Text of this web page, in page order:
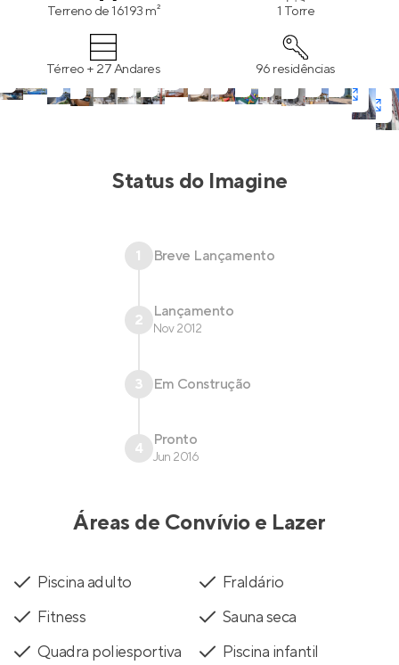
Terreno de 16193 m² 1 Torre
Térreo + 27 Andares 96 residências
Status do Imagine
1 Breve Lançamento
2 Lançamento
Nov 2012
3 Em Construção
4 Pronto
Jun 2016
Áreas de Convívio e Lazer
Piscina adulto
Fraldário
Fitness
Sauna seca
Quadra poliesportiva
Piscina infantil